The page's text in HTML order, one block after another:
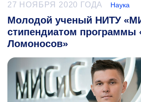
27 НОЯБРЯ 2020 ГОДА Наука
Молодой ученый НИТУ
стипендиатом программы
Ломоносов»